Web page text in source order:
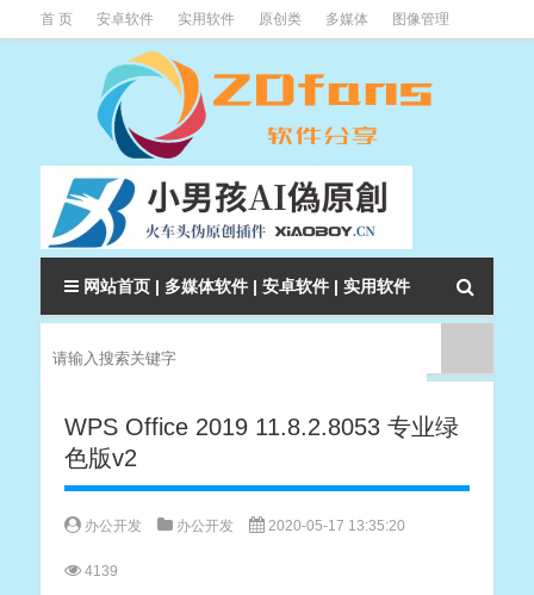
首 页 安卓软件 实用软件 原创类 多媒体 图像管理
下载类
网站首页 | 多媒体软件 | 安卓软件 | 实用软件
WPS Office 2019 11.8.2.8053 专业绿
色版v2
办公开发 办公开发 2020-05-17 13:35:20
4139